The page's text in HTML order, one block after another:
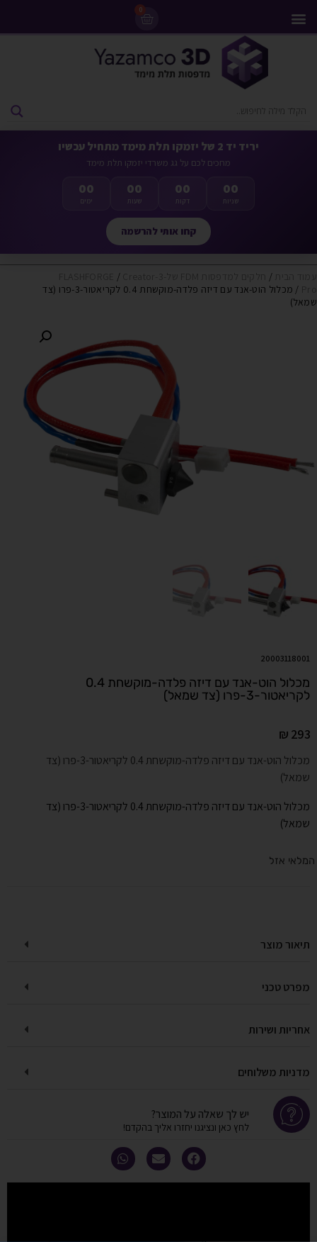
0
יריד יד 2 של יזמקו תלת מימד מתחיל עכשיו
מחכים לכם על גג משרדי יזמקו תלת מימד
00
ימים
00
שעות
00
דקות
00
שניות
קחו אותי להרשמה
/
/
/ מכלול הוט-אנד עם דיזה פלדה-מוקשחת 0.4 לקריאטור-3-פרו (צד
שמאל)
20003118001
מכלול הוט-אנד עם דיזה פלדה-מוקשחת 0.4
לקריאטור-3-פרו (צד שמאל)
₪ 293
מכלול הוט-אנד עם דיזה פלדה-מוקשחת 0.4 לקריאטור-3-פרו (צד
שמאל)
מכלול הוט-אנד עם דיזה פלדה-מוקשחת 0.4 לקריאטור-3-פרו (צד
שמאל)
המלאי אזל
תיאור מוצר
מפרט טכני
אחריות ושירות
מדניות משלוחים
יש לך שאלה על המוצר?
לחץ כאן ונציגנו יחזרו אליך בהקדם!